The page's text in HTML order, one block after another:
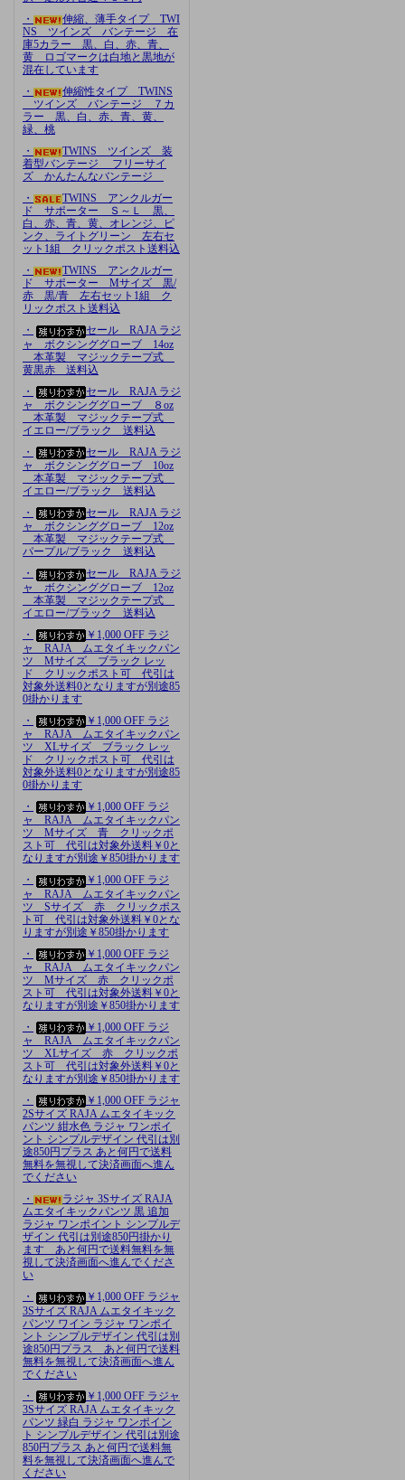
・
伸縮、薄手タイプ TWI
NS ツインズ バンテージ 在
庫5カラー 黒、白、赤、青、
黄 ロゴマークは白地と黒地が
混在しています
・
伸縮性タイプ TWINS
ツインズ バンテージ ７カ
ラー 黒、白、赤、青、黄、
緑、桃
・
TWINS ツインズ 装
着型バンテージ フリーサイ
ズ かんたんなバンテージ
・
TWINS アンクルガー
ド サポーター Ｓ～Ｌ 黒、
白、赤、青、黄、オレンジ、ピ
ンク、ライトグリーン 左右セ
ット1組 クリックポスト送料込
・
TWINS アンクルガー
ド サポーター Mサイズ 黒/
赤 黒/青 左右セット1組 ク
リックポスト送料込
・
セール RAJA ラジ
ャ ボクシンググローブ 14oz
本革製 マジックテープ式
黄黒赤 送料込
・
セール RAJA ラジ
ャ ボクシンググローブ ８oz
本革製 マジックテープ式
イエロー/ブラック 送料込
・
セール RAJA ラジ
ャ ボクシンググローブ 10oz
本革製 マジックテープ式
イエロー/ブラック 送料込
・
セール RAJA ラジ
ャ ボクシンググローブ 12oz
本革製 マジックテープ式
パープル/ブラック 送料込
・
セール RAJA ラジ
ャ ボクシンググローブ 12oz
本革製 マジックテープ式
イエロー/ブラック 送料込
・
￥1,000 OFF ラジ
ャ RAJA ムエタイキックパン
ツ Mサイズ ブラック レッ
ド クリックポスト可 代引は
対象外送料0となりますが別途85
0掛かります
・
￥1,000 OFF ラジ
ャ RAJA ムエタイキックパン
ツ XLサイズ ブラック レッ
ド クリックポスト可 代引は
対象外送料0となりますが別途85
0掛かります
・
￥1,000 OFF ラジ
ャ RAJA ムエタイキックパン
ツ Mサイズ 青 クリックポ
スト可 代引は対象外送料￥0と
なりますが別途￥850掛かります
・
￥1,000 OFF ラジ
ャ RAJA ムエタイキックパン
ツ Sサイズ 赤 クリックポス
ト可 代引は対象外送料￥0とな
りますが別途￥850掛かります
・
￥1,000 OFF ラジ
ャ RAJA ムエタイキックパン
ツ Mサイズ 赤 クリックポ
スト可 代引は対象外送料￥0と
なりますが別途￥850掛かります
・
￥1,000 OFF ラジ
ャ RAJA ムエタイキックパン
ツ XLサイズ 赤 クリックポ
スト可 代引は対象外送料￥0と
なりますが別途￥850掛かります
・
￥1,000 OFF ラジャ
2Sサイズ RAJA ムエタイキック
パンツ 紺水色 ラジャ ワンポイ
ント シンプルデザイン 代引は別
途850円プラス あと何円で送料
無料を無視して決済画面へ進ん
でください
・
ラジャ 3Sサイズ RAJA
ムエタイキックパンツ 黒 追加
ラジャ ワンポイント シンプルデ
ザイン 代引は別途850円掛かり
ます あと何円で送料無料を無
視して決済画面へ進んでくださ
い
・
￥1,000 OFF ラジャ
3Sサイズ RAJA ムエタイキック
パンツ ワイン ラジャ ワンポイ
ント シンプルデザイン 代引は別
途850円プラス あと何円で送料
無料を無視して決済画面へ進ん
でください
・
￥1,000 OFF ラジャ
3Sサイズ RAJA ムエタイキック
パンツ 緑白 ラジャ ワンポイン
ト シンプルデザイン 代引は別途
850円プラス あと何円で送料無
料を無視して決済画面へ進んで
ください